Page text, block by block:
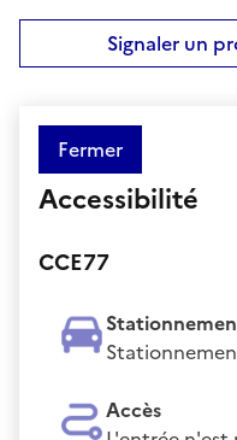
Signaler un
Fermer
Accessibilité
CCE77
Accès